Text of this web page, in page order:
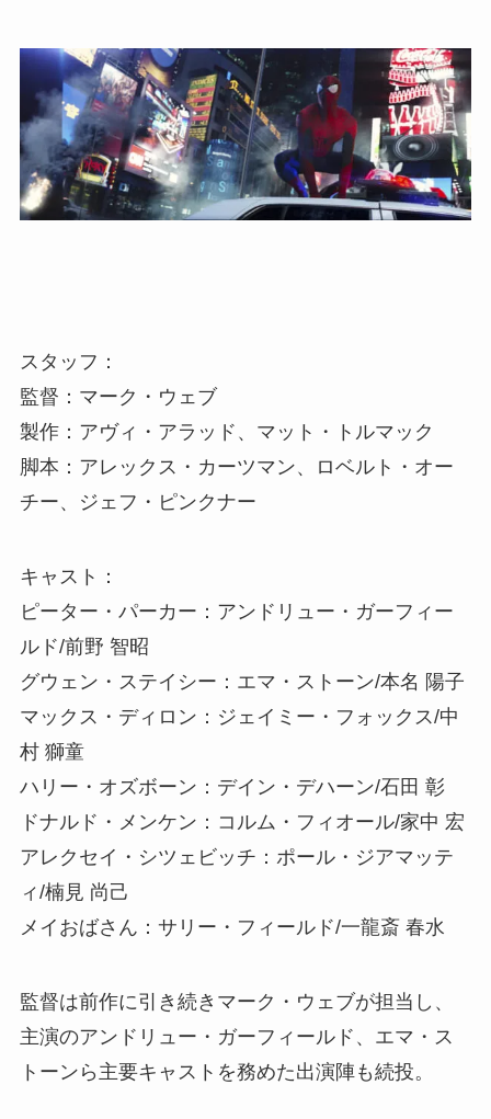
スタッフ：
監督：マーク・ウェブ
製作：アヴィ・アラッド、マット・トルマック
脚本：アレックス・カーツマン、ロベルト・オー
チー、ジェフ・ピンクナー
キャスト：
ピーター・パーカー：アンドリュー・ガーフィー
ルド/前野 智昭
グウェン・ステイシー：エマ・ストーン/本名 陽子
マックス・ディロン：ジェイミー・フォックス/中
村 獅童
ハリー・オズボーン：デイン・デハーン/石田 彰
ドナルド・メンケン：コルム・フィオール/家中 宏
アレクセイ・シツェビッチ：ポール・ジアマッテ
ィ/楠見 尚己
メイおばさん：サリー・フィールド/一龍斎 春水
監督は前作に引き続きマーク・ウェブが担当し、
主演のアンドリュー・ガーフィールド、エマ・ス
トーンら主要キャストを務めた出演陣も続投。